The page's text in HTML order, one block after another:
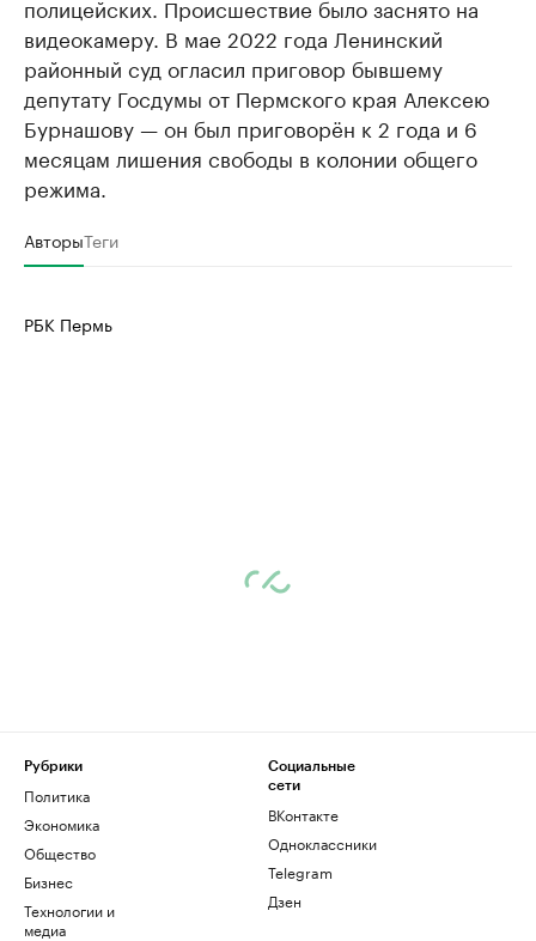
полицейских. Происшествие было заснято на
видеокамеру. В мае 2022 года Ленинский
районный суд огласил приговор бывшему
депутату Госдумы от Пермского края Алексею
Бурнашову — он был приговорён к 2 года и 6
месяцам лишения свободы в колонии общего
режима.
АвторыТеги
РБК Пермь
Рубрики
Политика
Экономика
Общество
Бизнес
Технологии и
медиа
Социальные
сети
ВКонтакте
Одноклассники
Telegram
Дзен